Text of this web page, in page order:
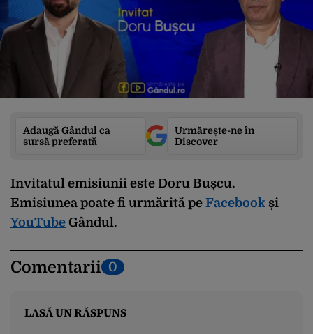
Adaugă Gândul ca
sursă preferată
Urmărește-ne în
Discover
Invitatul emisiunii este Doru Bușcu.
Emisiunea poate fi urmărită pe Facebook și
YouTube Gândul.
Comentarii 0
LASĂ UN RĂSPUNS